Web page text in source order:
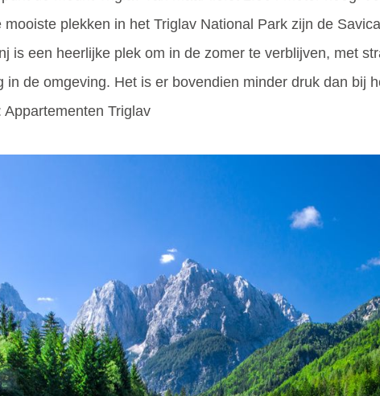
plekken in het Triglav National Park zijn de
is een heerlijke plek om in de zomer te verblijven, met
in de omgeving. Het is er bovendien minder druk dan bij
Appartementen Triglav